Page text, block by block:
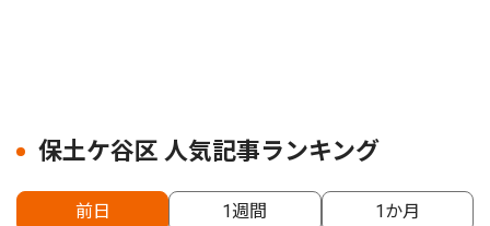
保土ケ谷区 人気記事ランキング
前日 1週間 1か月